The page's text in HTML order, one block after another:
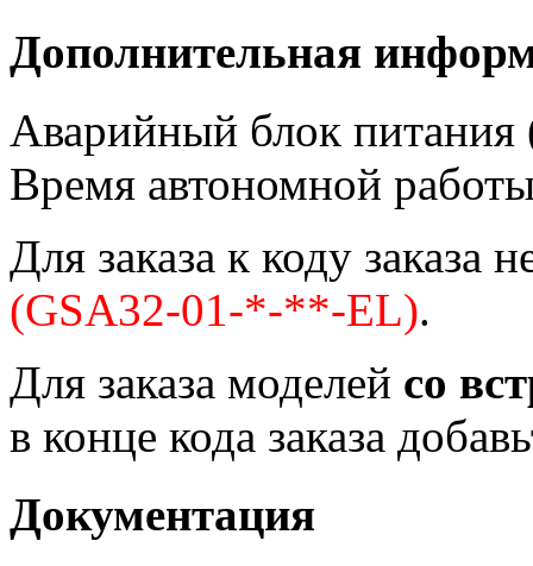
Дополнительная
Аварийный блок питания
Время автономной
Для заказа к коду
(GSA32-01-*-**-EL).
Для заказа моделей со
в конце кода заказа
Документация